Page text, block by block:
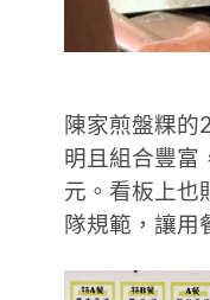
陳家煎盤粿的
明且組合豐富
元。看板上也
隊規範，讓用